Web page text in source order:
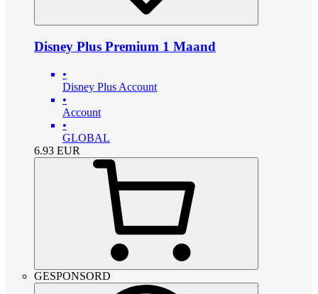
Disney Plus Premium 1 Maand
•
Disney Plus Account
•
Account
•
GLOBAL
6.93 EUR
GESPONSORD